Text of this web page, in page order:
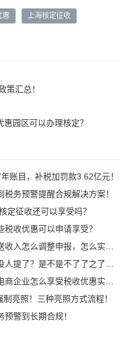
惠 上海核定征收
策汇总！
园区可以办理核定？
账目，补税加罚款3.62亿元！
务预警提醒合规解决方案！
定征收还可以享受吗？
收优惠可以申请享受？
报，怎么实现合规申报享受税收优惠！
提了？是不是不了了之了嘛？
么享受税收优惠实现税务合规？
亮照！三种亮照方式流程！
警到长期合规！